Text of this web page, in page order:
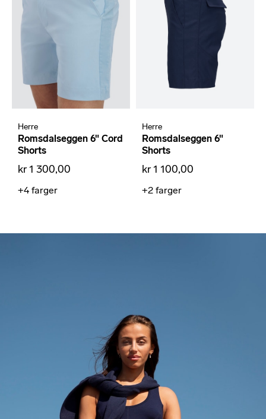
Herre
Romsdalseggen 6" Cord
Shorts
kr 1 300,00
+4 farger
Herre
Romsdalseggen 6"
Shorts
kr 1 100,00
+2 farger